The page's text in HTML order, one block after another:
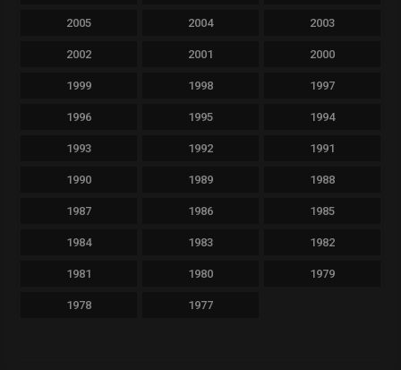
2005 2004 2003
2002 2001 2000
1999 1998 1997
1996 1995 1994
1993 1992 1991
1990 1989 1988
1987 1986 1985
1984 1983 1982
1981 1980 1979
1978 1977